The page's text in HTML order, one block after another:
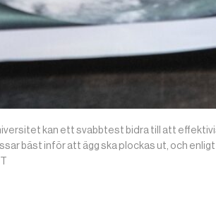
kan ett svabbtest bidra till att
bäst inför att ägg ska plockas ut, och